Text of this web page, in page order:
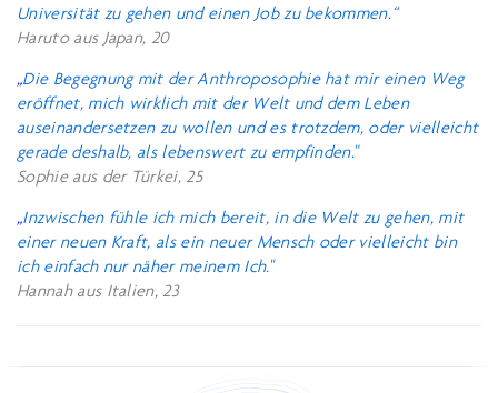
Universität zu gehen und einen Job zu bekommen.“
Haruto aus Japan, 20
„Die Begegnung mit der Anthroposophie hat mir einen Weg
eröffnet, mich wirklich mit der Welt und dem Leben
auseinandersetzen zu wollen und es trotzdem, oder vielleicht
gerade deshalb, als lebenswert zu empfinden."
Sophie aus der Türkei, 25
„Inzwischen fühle ich mich bereit, in die Welt zu gehen, mit
einer neuen Kraft, als ein neuer Mensch oder vielleicht bin
ich einfach nur näher meinem Ich."
Hannah aus Italien, 23